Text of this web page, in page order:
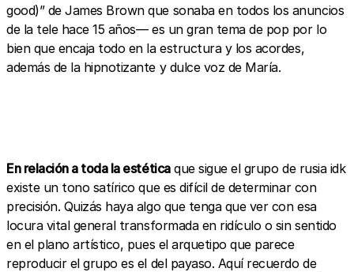
good)” de James Brown que sonaba en todos los anuncios
de la tele hace 15 años— es un gran tema de pop por lo
bien que encaja todo en la estructura y los acordes,
además de la hipnotizante y dulce voz de María.
En relación a toda la estéticaque sigue el grupo de rusia idk
existe un tono satírico que es difícil de determinar con
precisión. Quizás haya algo que tenga que ver con esa
locura vital general transformada en ridículo o sin sentido
en el plano artístico, pues el arquetipo que parece
reproducir el grupo es el del payaso. Aquí recuerdo de